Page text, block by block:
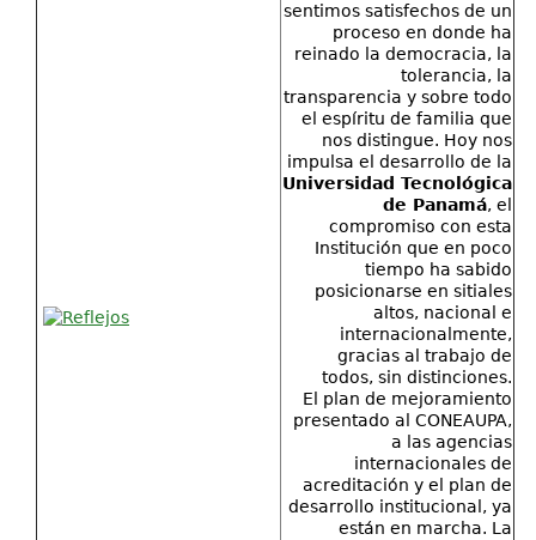
sentimos satisfechos de un
proceso en donde ha
reinado la democracia, la
tolerancia, la
transparencia y sobre todo
el espíritu de familia que
nos distingue. Hoy nos
impulsa el desarrollo de la
Universidad Tecnológica
de Panamá, el
compromiso con esta
Institución que en poco
tiempo ha sabido
posicionarse en sitiales
altos, nacional e
internacionalmente,
gracias al trabajo de
todos, sin distinciones.
El plan de mejoramiento
presentado al CONEAUPA,
a las agencias
internacionales de
acreditación y el plan de
desarrollo institucional, ya
están en marcha. La